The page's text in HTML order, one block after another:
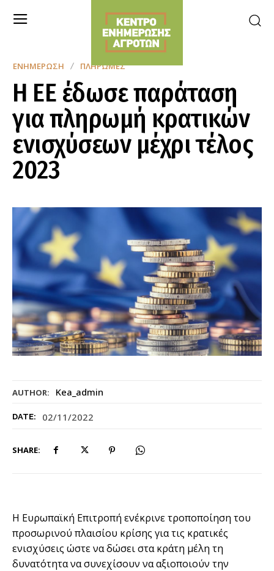
AUTHOR: Kea_admin
DATE: 02/11/2022
SHARE:
ΕΝΗΜΈΡΩΣΗ ΠΛΗΡΩΜΈΣ
Η ΕΕ έδωσε παράταση
για πληρωμή κρατικών
ενισχύσεων μέχρι τέλος
2023
Η Ευρωπαϊκή Επιτροπή ενέκρινε τροποποίηση του
προσωρινού πλαισίου κρίσης για τις κρατικές
ενισχύσεις ώστε να δώσει στα κράτη μέλη τη
δυνατότητα να συνεχίσουν να αξιοποιούν την